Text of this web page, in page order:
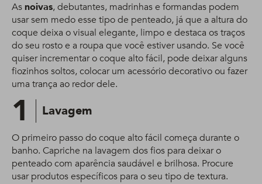
Asnoivas, debutantes, madrinhas e formandas podem
usar sem medo esse tipo de penteado, já que a altura do
coque deixa o visual elegante, limpo e destaca os traços
do seu rosto e a roupa que você estiver usando. Se você
quiser incrementar o coque alto fácil, pode deixar alguns
fiozinhos soltos, colocar um acessório decorativo ou fazer
uma trança ao redor dele.
1 Lavagem
O primeiro passo do coque alto fácil começa durante o
banho. Capriche na lavagem dos fios para deixar o
penteado com aparência saudável e brilhosa. Procure
usar produtos específicos para o seu tipo de textura.